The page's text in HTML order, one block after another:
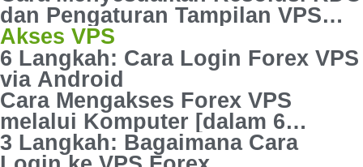
dan Pengaturan Tampilan VPS
Forex
Akses VPS
6 Langkah: Cara Login Forex VPS
via Android
Cara Mengakses Forex VPS
melalui Komputer [dalam 6
Langkah Mudah]
3 Langkah: Bagaimana Cara